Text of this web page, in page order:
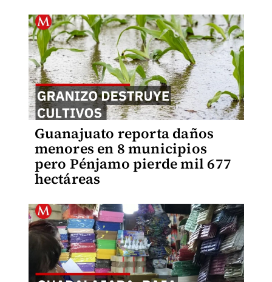
Guanajuato reporta daños
menores en 8 municipios
pero Pénjamo pierde mil 677
hectáreas